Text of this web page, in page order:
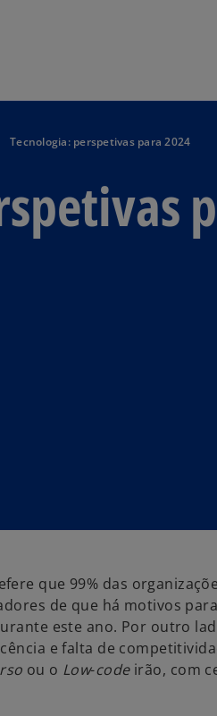
Tecnologia: perspetivas para 2024
que 99% das
de que há motivos
este ano. Por outro
e falta de
ou o Low-codeirão, com